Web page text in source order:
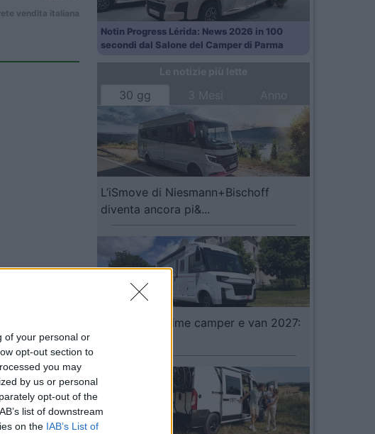
of your personal or
opt-out section to
you may
by us or personal
opt-out of the
list of downstream
on the IAB’s List of
vendita italiana
Notin Progress Lérida: News 2026 in 100
secondi dal Salone del Camper di Parma
30 gg
L’iSmove di Niesmann+Bischoff
diventa ancora pi&...
Video Anteprime camper e van 2027: